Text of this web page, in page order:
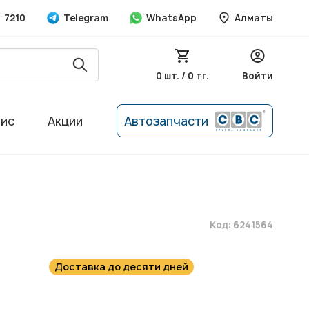
7210 Telegram WhatsApp Алматы
0 шт. / 0 тг. Войти
Акции Автозапчасти
Код: 6241564
Доставка до десяти дней